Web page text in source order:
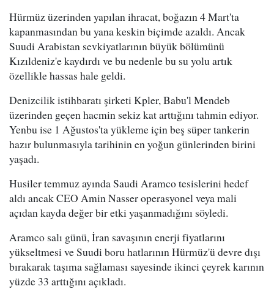
Hürmüz üzerinden yapılan ihracat, boğazın 4 Mart'ta
kapanmasından bu yana keskin biçimde azaldı. Ancak
Suudi Arabistan sevkiyatlarının büyük bölümünü
Kızıldeniz'e kaydırdı ve bu nedenle bu su yolu artık
özellikle hassas hale geldi.
Denizcilik istihbaratı şirketi Kpler, Babu'l Mendeb
üzerinden geçen hacmin sekiz kat arttığını tahmin ediyor.
Yenbu ise 1 Ağustos'ta yükleme için beş süper tankerin
hazır bulunmasıyla tarihinin en yoğun günlerinden birini
yaşadı.
Husiler temmuz ayında Saudi Aramco tesislerini hedef
aldı ancak CEO Amin Nasser operasyonel veya mali
açıdan kayda değer bir etki yaşanmadığını söyledi.
Aramco salı günü, İran savaşının enerji fiyatlarını
yükseltmesi ve Suudi boru hatlarının Hürmüz'ü devre dışı
bırakarak taşıma sağlaması sayesinde ikinci çeyrek karının
yüzde 33 arttığını açıkladı.